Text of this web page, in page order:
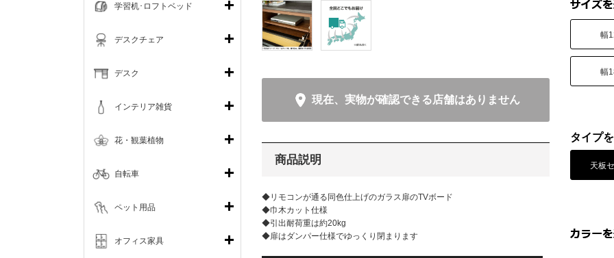
現在、実物が確認できる店舗はありません
商品説明
◆リモコンが通る同色仕上げのガラス扉のTVボード
◆巾木カット仕様
◆引出耐荷重は約20kg
◆扉はダンパー仕様でゆっくり閉まります
幅
幅
タイプ
天板
学習机･ロフトベッド
デスクチェア
デスク
インテリア雑貨
花・観葉植物
自転車
ペット用品
オフィス家具